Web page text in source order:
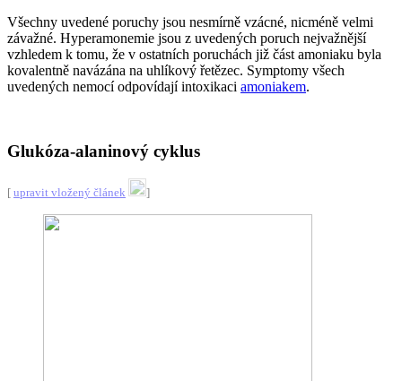
Všechny uvedené poruchy jsou nesmírně vzácné, nicméně velmi
závažné. Hyperamonemie jsou z uvedených poruch nejvažnější
vzhledem k tomu, že v ostatních poruchách již část amoniaku byla
kovalentně navázána na uhlíkový řetězec. Symptomy všech
uvedených nemocí odpovídají intoxikaci amoniakem.
Glukóza-alaninový cyklus
[ upravit vložený článek ]